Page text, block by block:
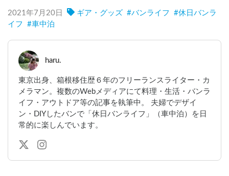
2021年7月20日 ギア・グッズ #バンライフ #休日バンラ
イフ
#車中泊
haru.
東京出身、箱根移住歴６年のフリーランスライター・カ
メラマン。複数のWebメディアにて料理・生活・バンラ
イフ・アウトドア等の記事を執筆中。 夫婦でデザイ
ン・DIYしたバンで「休日バンライフ」（車中泊）を日
常的に楽しんでいます。